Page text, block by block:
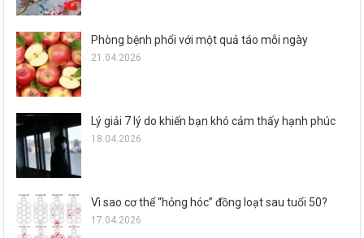
Phòng bệnh phổi với một quả táo mỗi ngày
21.04.2026
Lý giải 7 lý do khiến bạn khó cảm thấy hạnh phúc
18.04.2026
Vì sao cơ thể “hỏng hóc” đồng loạt sau tuổi 50?
17.04.2026